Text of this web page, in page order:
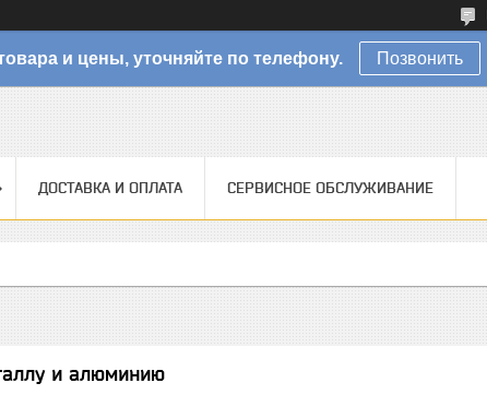
и цены, уточняйте по телефону. Позвонить
ДОСТАВКА И ОПЛАТА СЕРВИСНОЕ ОБСЛУЖИВАНИЕ
и алюминию